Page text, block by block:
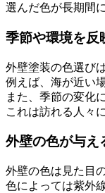
選んだ色が長期間
季節や環境を反
外壁塗装の色選び
例えば、海が近い
また、季節の変化
これは訪れる人々
外壁の色が与え
外壁の色は見た目
色によっては紫外